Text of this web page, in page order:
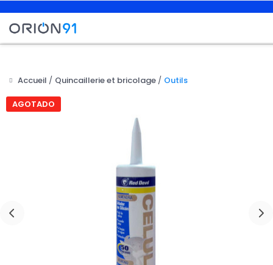
Accueil Quincaillerie et bricolage Outils
AGOTADO